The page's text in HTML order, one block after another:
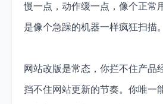
慢一点，动作缓一点，像个正常
是像个急躁的机器一样疯狂扫描。
网站改版是常态，你拦不住产品
挡不住网站更新的节奏。你唯一